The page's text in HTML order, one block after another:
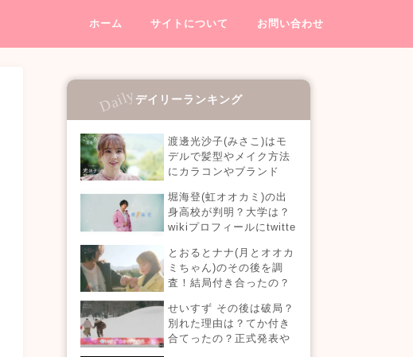
ホーム サイトについて お問い合わせ
デイリーランキング
渡邊光沙子(みさこ)はモ
デルで髪型やメイク方法
にカラコンやブランド
らせ森の美女】
堀海登(虹オオカミ)の出
身高校が判明？大学は？
wikiプロフィールにtwitte
オカミには騙されない】
とおるとナナ(月とオオカ
ミちゃん)のその後を調
査！結局付き合ったの？
せいすず その後は破局？
別れた理由は？てか付き
合てったの？正式発表や